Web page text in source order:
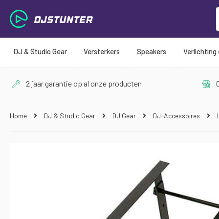
DJ & Studio Gear Versterkers Speakers
2 jaar garantie op al onze producten
Home DJ & Studio Gear DJ Gear DJ-Accessoires